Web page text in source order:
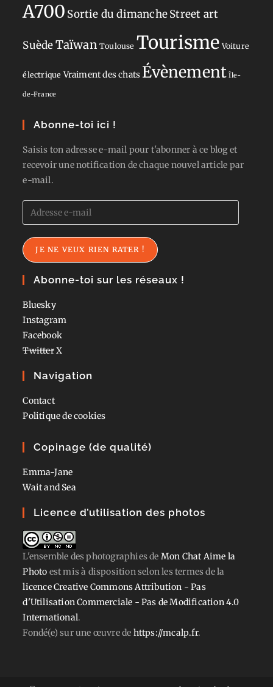
A700 Sortie du dimancheStreet art
SuèdeTaïwan Toulouse Tourisme Voiture
électrique Vraiment des chats Évènement Île-
de-France
Abonne-toi ici !
Saisis ton adresse e-mail pour t'abonner à ce blog et
recevoir une notification de chaque nouvel article par
e-mail.
Adresse
e-
mail
JE NE VEUX RIEN RATER !
Abonne-toi sur les réseaux !
Bluesky
Instagram
Facebook
TwitterX
Navigation
Contact
Politique de cookies
Copinage (de qualité)
Emma-Jane
Wait and Sea
Licence d’utilisation des photos
L'ensemble des photographiesde Mon Chat Aime la
Photo est mis à disposition selon les termes de la
licence Creative Commons Attribution - Pas
d'Utilisation Commerciale - Pas de Modification 4.0
International.
Fondé(e) sur une œuvre de https://mcalp.fr.